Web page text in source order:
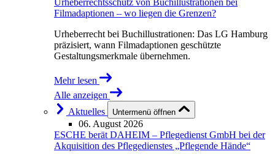
Urheberrechtsschutz von Buchillustrationen bei
Filmadaptionen – wo liegen die Grenzen?
Urheberrecht bei Buchillustrationen: Das LG Hamburg
präzisiert, wann Filmadaptionen geschützte
Gestaltungsmerkmale übernehmen.
Mehr lesen
Alle anzeigen
Aktuelles
Untermenü öffnen
06. August 2026
ESCHE berät DAHEIM – Pflegedienst GmbH bei der
Akquisition des Pflegedienstes „Pflegende Hände“